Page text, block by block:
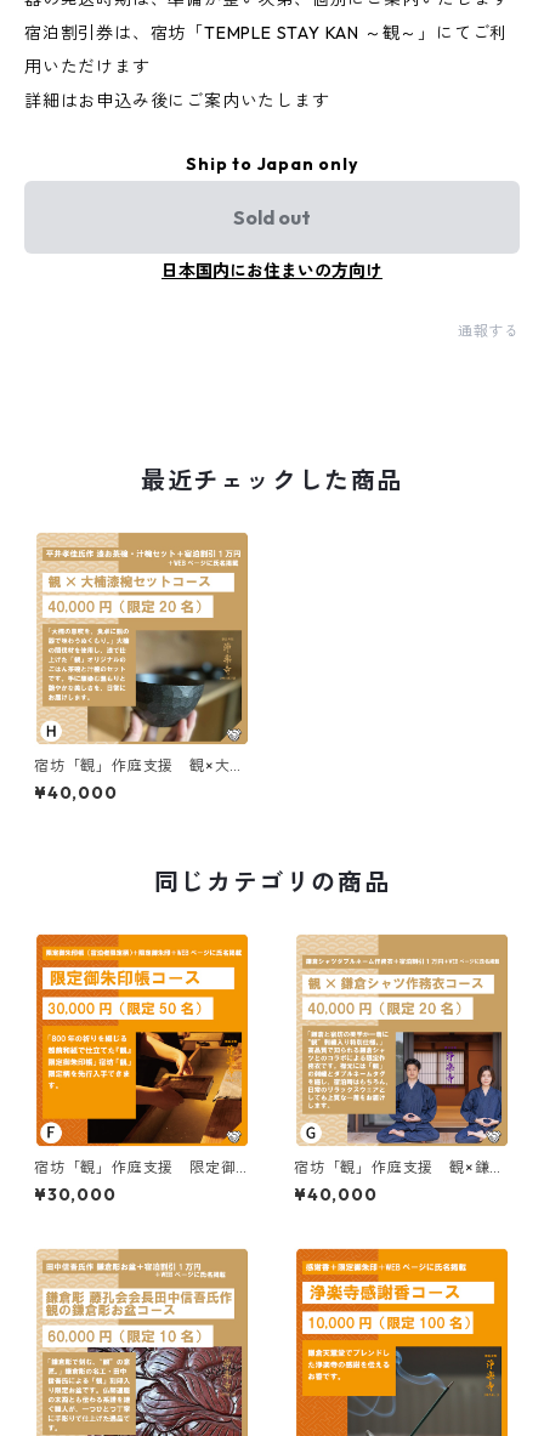
宿泊割引券は、宿坊「TEMPLE STAY KAN ～観～」にてご利
用いただけます
詳細はお申込み後にご案内いたします
Ship to Japan only
Sold out
日本国内にお住まいの方向け
通報する
最近チェックした商品
宿坊「観」作庭支援 観×大楠
漆椀セット
¥40,000
同じカテゴリの商品
宿坊「観」作庭支援 限定御
朱印帳
¥30,000
宿坊「観」作庭支援 観×鎌倉
シャツ作務衣
¥40,000